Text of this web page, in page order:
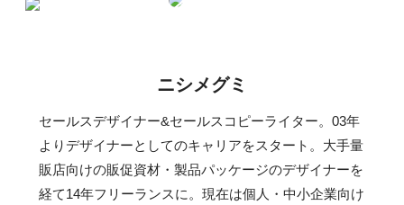
ニシメグミ
セールスデザイナー&セールスコピーライター。03年
よりデザイナーとしてのキャリアをスタート。大手量
販店向けの販促資材・製品パッケージのデザイナーを
経て14年フリーランスに。現在は個人・中小企業向け